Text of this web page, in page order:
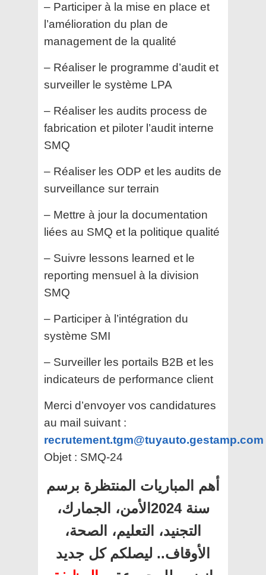
– Participer à la mise en place et
l’amélioration du plan de
management de la qualité
– Réaliser le programme d’audit et
surveiller le système LPA
– Réaliser les audits process de
fabrication et piloter l’audit interne
SMQ
– Réaliser les ODP et les audits de
surveillance sur terrain
– Mettre à jour la documentation
liées au SMQ et la politique qualité
– Suivre lessons learned et le
reporting mensuel à la division
SMQ
– Participer à l’intégration du
système SMI
– Surveiller les portails B2B et les
indicateurs de performance client
Merci d’envoyer vos candidatures
au mail suivant :
recrutement.tgm@tuyauto.gestamp.com
Objet : SMQ-24
أهم المباريات المنتظرة برسم
سنة 2024الأمن، الجمارك،
التجنيد، التعليم، الصحة،
الأوقاف.. ليصلكم كل جديد